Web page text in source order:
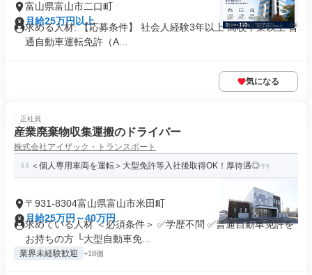
富山県富山市二口町
月給25万円以上
求める人材: 【応募条件】 社会人経験3年以上 高校卒業以上 普
通自動車運転免許（A...
気になる
正社員
産業廃棄物収集運搬のドライバー
株式会社アイザック・トランスポート
＜個人専用車両を運転＞大型免許等入社後取得OK！厚待遇◎
〒931-8304富山県富山市米田町
月給25万円～40万円
求めている人材 ＜必須条件＞ ✅学歴不問 ✅普通自動車免許を
お持ちの方 └大型自動車免...
業界未経験歓迎 +18個